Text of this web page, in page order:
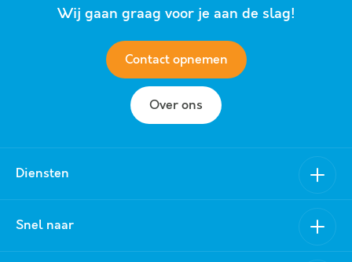
Wij gaan graag voor je aan de slag!
Contact opnemen
Over ons
Diensten
Aankoop
Snel naar